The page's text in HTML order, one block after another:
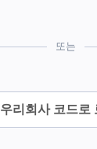
또는
우리회사 코드로